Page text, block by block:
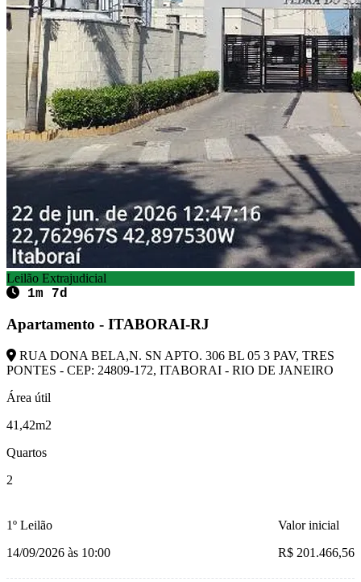
Leilão Extrajudicial
1m 7d
Apartamento - ITABORAI-RJ
RUA DONA BELA,N. SN APTO. 306 BL 05 3 PAV, TRES
PONTES - CEP: 24809-172, ITABORAI - RIO DE JANEIRO
Área útil
41,42m2
Quartos
2
1º Leilão
14/09/2026 às 10:00
Valor inicial
R$ 201.466,56